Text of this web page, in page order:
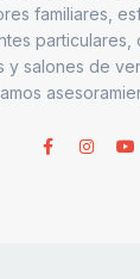
familiares,
particulares,
y salones de